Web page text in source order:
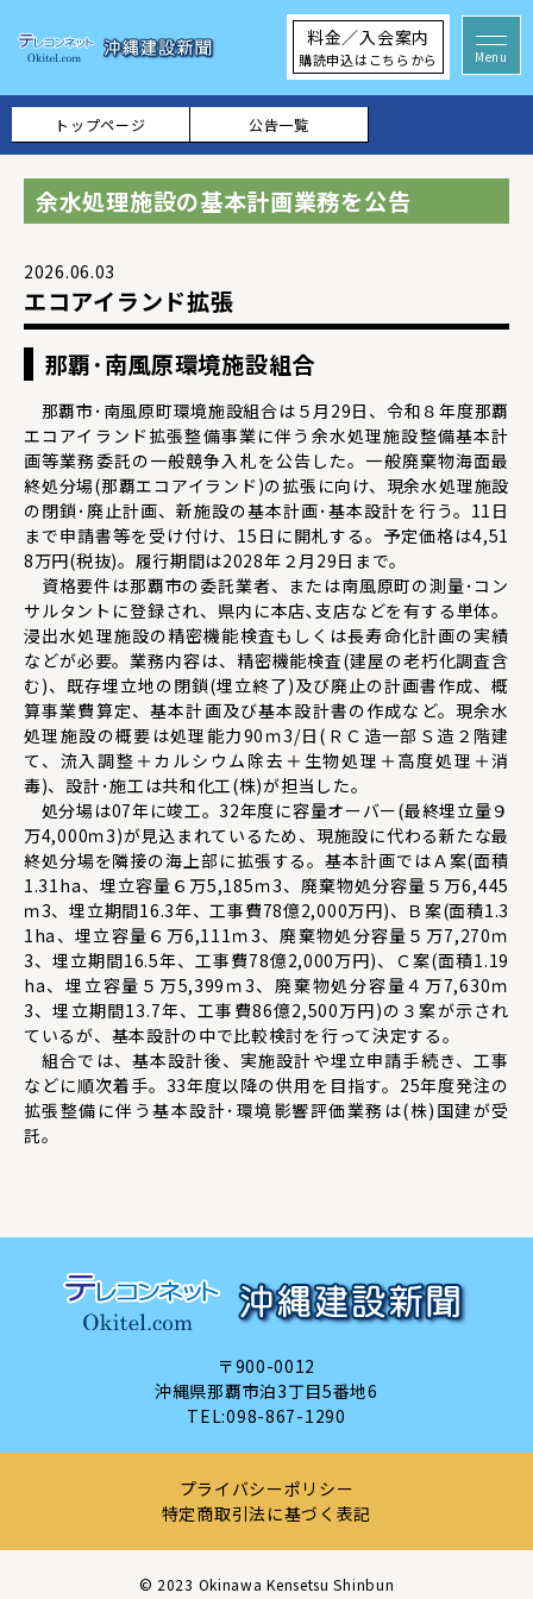
料金／入会案内
購読申込はこちらから
トップページ 公告一覧
余水処理施設の基本計画業務を公告
2026.06.03
エコアイランド拡張
那覇･南風原環境施設組合
那覇市･南風原町環境施設組合は５月29日、令和８年度那覇
エコアイランド拡張整備事業に伴う余水処理施設整備基本計
画等業務委託の一般競争入札を公告した。一般廃棄物海面最
終処分場(那覇エコアイランド)の拡張に向け、現余水処理施設
の閉鎖･廃止計画、新施設の基本計画･基本設計を行う。11日
まで申請書等を受け付け、15日に開札する。予定価格は4,51
8万円(税抜)。履行期間は2028年２月29日まで。
資格要件は那覇市の委託業者、または南風原町の測量･コン
サルタントに登録され、県内に本店､支店などを有する単体。
浸出水処理施設の精密機能検査もしくは長寿命化計画の実績
などが必要。業務内容は、精密機能検査(建屋の老朽化調査含
む)、既存埋立地の閉鎖(埋立終了)及び廃止の計画書作成、概
算事業費算定、基本計画及び基本設計書の作成など。現余水
処理施設の概要は処理能力90ｍ3/日(ＲＣ造一部Ｓ造２階建
て、流入調整＋カルシウム除去＋生物処理＋高度処理＋消
毒)、設計･施工は共和化工(株)が担当した。
処分場は07年に竣工。32年度に容量オーバー(最終埋立量９
万4,000ｍ3)が見込まれているため、現施設に代わる新たな最
終処分場を隣接の海上部に拡張する。基本計画ではＡ案(面積
1.31ha、埋立容量６万5,185ｍ3、廃棄物処分容量５万6,445
ｍ3、埋立期間16.3年、工事費78億2,000万円)、Ｂ案(面積1.3
1ha、埋立容量６万6,111ｍ3、廃棄物処分容量５万7,270ｍ
3、埋立期間16.5年、工事費78億2,000万円)、Ｃ案(面積1.19
ha、埋立容量５万5,399ｍ3、廃棄物処分容量４万7,630ｍ
3、埋立期間13.7年、工事費86億2,500万円)の３案が示され
ているが、基本設計の中で比較検討を行って決定する。
組合では、基本設計後、実施設計や埋立申請手続き、工事
などに順次着手。33年度以降の供用を目指す。25年度発注の
拡張整備に伴う基本設計･環境影響評価業務は(株)国建が受
託。
〒900-0012
沖縄県那覇市泊3丁目5番地6
TEL:098-867-1290
プライバシーポリシー
特定商取引法に基づく表記
©︎ 2023 Okinawa Kensetsu Shinbun